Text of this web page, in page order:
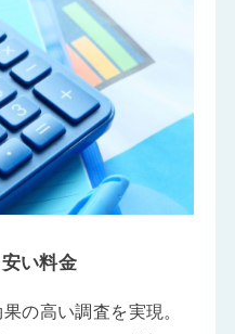
い料金
の高い調査を実現。